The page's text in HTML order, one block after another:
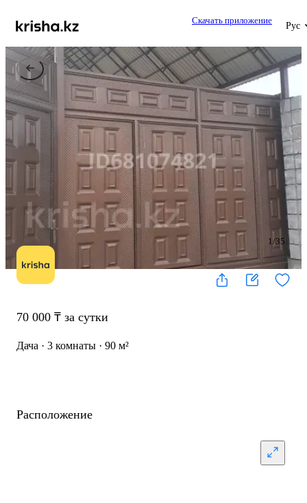
Скачать приложение
Рус
1/35
70 000 ₸ за сутки
Дача · 3 комнаты · 90 м²
Расположение